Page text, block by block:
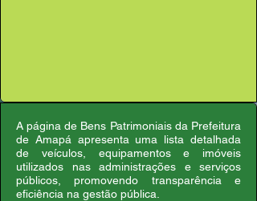
A página de Bens Patrimoniais da Prefeitura
de Amapá apresenta uma lista detalhada
de veículos, equipamentos e imóveis
utilizados nas administrações e serviços
públicos, promovendo transparência e
eficiência na gestão pública.